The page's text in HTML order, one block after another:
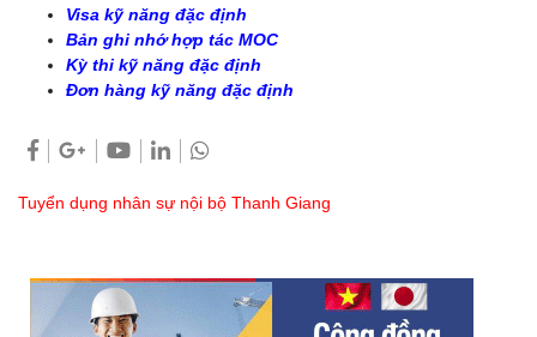
Visa kỹ năng đặc định
Bản ghi nhớ hợp tác MOC
Kỳ thi kỹ năng đặc định
Đơn hàng kỹ năng đặc định
Tuyển dụng nhân sự nội bộ Thanh Giang